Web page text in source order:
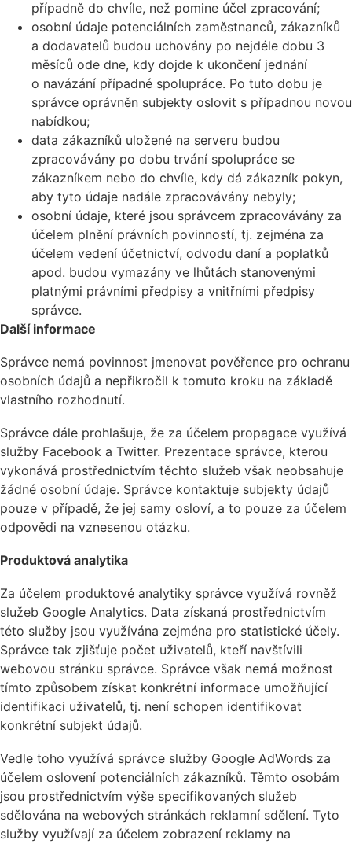
případně do chvíle, než pomine účel zpracování;
osobní údaje potenciálních zaměstnanců, zákazníků
a dodavatelů budou uchovány po nejdéle dobu 3
měsíců ode dne, kdy dojde k ukončení jednání
o navázání případné spolupráce. Po tuto dobu je
správce oprávněn subjekty oslovit s případnou novou
nabídkou;
data zákazníků uložené na serveru budou
zpracovávány po dobu trvání spolupráce se
zákazníkem nebo do chvíle, kdy dá zákazník pokyn,
aby tyto údaje nadále zpracovávány nebyly;
osobní údaje, které jsou správcem zpracovávány za
účelem plnění právních povinností, tj. zejména za
účelem vedení účetnictví, odvodu daní a poplatků
apod. budou vymazány ve lhůtách stanovenými
platnými právními předpisy a vnitřními předpisy
správce.
Další informace
Správce nemá povinnost jmenovat pověřence pro ochranu
osobních údajů a nepřikročil k tomuto kroku na základě
vlastního rozhodnutí.
Správce dále prohlašuje, že za účelem propagace využívá
služby Facebook a Twitter. Prezentace správce, kterou
vykonává prostřednictvím těchto služeb však neobsahuje
žádné osobní údaje. Správce kontaktuje subjekty údajů
pouze v případě, že jej samy osloví, a to pouze za účelem
odpovědi na vznesenou otázku.
Produktová analytika
Za účelem produktové analytiky správce využívá rovněž
služeb Google Analytics. Data získaná prostřednictvím
této služby jsou využívána zejména pro statistické účely.
Správce tak zjišťuje počet uživatelů, kteří navštívili
webovou stránku správce. Správce však nemá možnost
tímto způsobem získat konkrétní informace umožňující
identifikaci uživatelů, tj. není schopen identifikovat
konkrétní subjekt údajů.
Vedle toho využívá správce služby Google AdWords za
účelem oslovení potenciálních zákazníků. Těmto osobám
jsou prostřednictvím výše specifikovaných služeb
sdělována na webových stránkách reklamní sdělení. Tyto
služby využívají za účelem zobrazení reklamy na